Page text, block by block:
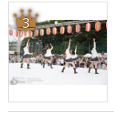
3